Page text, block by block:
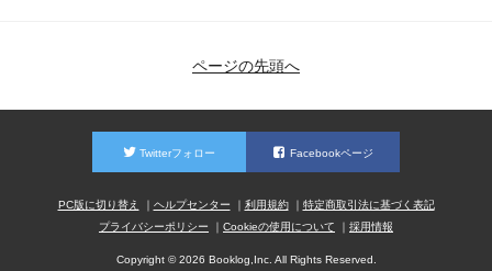
ページの先頭へ
Twitterフォロー Facebookページ
PC版に切り替え ヘルプセンター 利用規約
特定商取引法に基づく表記
プライバシーポリシー
Cookieの使用について 採用情報
Copyright © 2026 Booklog,Inc. All Rights Reserved.